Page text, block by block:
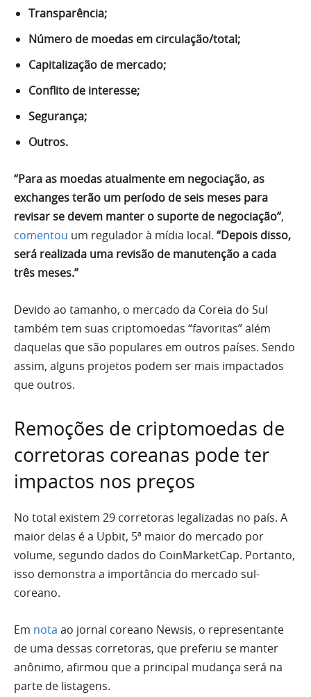
Transparência;
Número de moedas em circulação/total;
Capitalização de mercado;
Conflito de interesse;
Segurança;
Outros.
“Para as moedas atualmente em negociação, as
exchanges terão um período de seis meses para
revisar se devem manter o suporte de negociação”,
comentou um regulador à mídia local. “Depois disso,
será realizada uma revisão de manutenção a cada
três meses.”
Devido ao tamanho, o mercado da Coreia do Sul
também tem suas criptomoedas “favoritas” além
daquelas que são populares em outros países. Sendo
assim, alguns projetos podem ser mais impactados
que outros.
Remoções de criptomoedas de
corretoras coreanas pode ter
impactos nos preços
No total existem 29 corretoras legalizadas no país. A
maior delas é a Upbit, 5ª maior do mercado por
volume, segundo dados do CoinMarketCap. Portanto,
isso demonstra a importância do mercado sul-
coreano.
Em nota ao jornal coreano Newsis, o representante
de uma dessas corretoras, que preferiu se manter
anônimo, afirmou que a principal mudança será na
parte de listagens.